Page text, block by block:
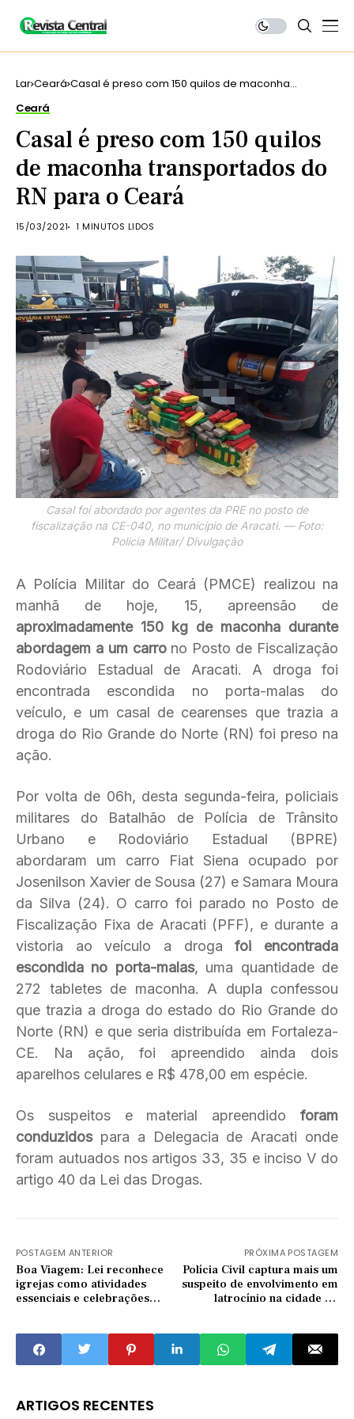
Lar Ceará Casal é preso com 150 quilos de maconha
Ceará
Casal é preso com 150 quilos
de maconha transportados do
RN para o Ceará
15/03/2021 1 MINUTOS LIDOS
Casal foi abordado por agentes da PRE no posto de
fiscalização na CE-040, no município de Aracati. — Foto:
Polícia Militar/ Divulgação
A Polícia Militar do Ceará (PMCE) realizou na
manhã de hoje, 15, apreensão de
aproximadamente 150 kg de maconha durante
abordagem a um carrono Posto de Fiscalização
Rodoviário Estadual de Aracati. A droga foi
encontrada escondida no porta-malas do
veículo, e um casal de cearenses que trazia a
droga do Rio Grande do Norte (RN) foi preso na
ação.
Por volta de 06h, desta segunda-feira, policiais
militares do Batalhão de Polícia de Trânsito
Urbano e Rodoviário Estadual (BPRE)
abordaram um carro Fiat Siena ocupado por
Josenilson Xavier de Sousa (27) e Samara Moura
da Silva (24). O carro foi parado no Posto de
Fiscalização Fixa de Aracati (PFF), e durante a
vistoria ao veículo a drogafoi encontrada
escondida no porta-malas, uma quantidade de
272 tabletes de maconha. A dupla confessou
que trazia a droga do estado do Rio Grande do
Norte (RN) e que seria distribuída em Fortaleza-
CE. Na ação, foi apreendido ainda dois
aparelhos celulares e R$ 478,00 em espécie.
Os suspeitos e material apreendido foram
conduzidospara a Delegacia de Aracati onde
foram autuados nos artigos 33, 35 e inciso V do
artigo 40 da Lei das Drogas.
POSTAGEM ANTERIOR
Boa Viagem: Lei reconhece
igrejas como atividades
essenciais e celebrações
PRÓXIMA POSTAGEM
Polícia Civil captura mais um
suspeito de envolvimento em
latrocínio na cidade de
ARTIGOS RECENTES